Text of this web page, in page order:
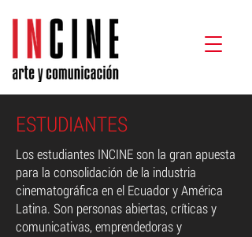
ESTUDIANTES
Los estudiantes INCINE son la gran apuesta
para la consolidación de la industria
cinematográfica en el Ecuador y América
Latina. Son personas abiertas, críticas y
comunicativas, emprendedoras y